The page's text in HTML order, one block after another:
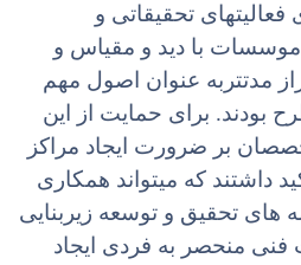
تحقیقاتی و
با دید و مقیاس و
مدتتربه عنوان اصول مهم
برای حمایت از این
بر ضرورت ایجاد مراکز
داشتند که میتواند همکاری
های تحقیق و توسعه زیربنایی
فنی منحصر به فردی ایجاد